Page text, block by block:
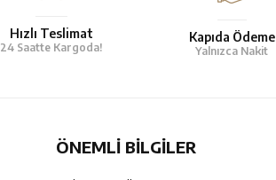
Hızlı Teslimat
24 Saatte Kargoda!
Kapıda Ödeme
Yalnızca Nakit
ÖNEMLI BILGILER